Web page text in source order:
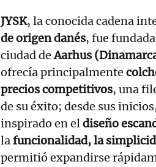
JYSK, la conocida cadena
de origen danés, fue
ciudad deAarhus
ofrecía principalmente
precios competitivos, una
de su éxito; desde sus
inspirado en eldiseño
lafuncionalidad, la
permitió expandirse